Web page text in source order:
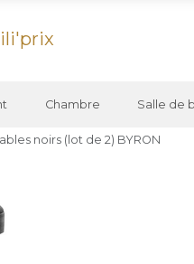
Chambre Salle de
noirs (lot de 2) BYRON